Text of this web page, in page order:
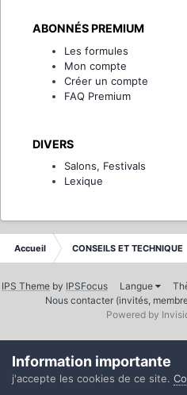
ABONNÉS PREMIUM
Les formules
Mon compte
Créer un compte
FAQ Premium
DIVERS
Salons, Festivals
Lexique
Accueil CONSEILS ET TECHNIQUE
IPS Theme by IPSFocus Langue
Nous contacter (invités,
Powered by
Information importante
j'accepte les cookies de ce site.